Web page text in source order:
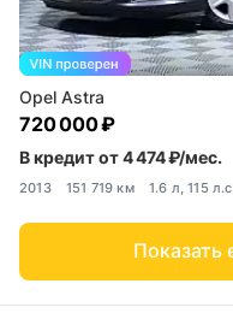
Opel Astra
720 000 ₽
В кредит от 4 474 ₽/мес.
2013 151 719 км 1.6 л, 115
Показать